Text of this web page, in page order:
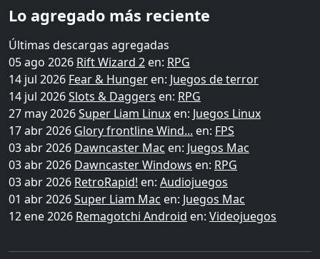
Lo agregado más reciente
Últimas descargas agregadas
05 ago 2026 Rift Wizard 2 en: RPG
14 jul 2026 Fear & Hunger en: Juegos de terror
14 jul 2026Slots & Daggers en: RPG
27 may 2026Super Liam Linux en: Juegos Linux
17 abr 2026 Glory frontline Wind... en: FPS
03 abr 2026 Dawncaster Mac en: Juegos Mac
03 abr 2026 Dawncaster Windows en: RPG
03 abr 2026 RetroRapid! en: Audiojuegos
01 abr 2026Super Liam Mac en: Juegos Mac
12 ene 2026 Remagotchi Android en: Videojuegos